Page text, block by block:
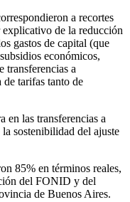
a recortes
de la reducción
gastos de capital (que
económicos,
transferencias a
tarifas tanto de
en las transferencias a
sostenibilidad del ajuste
85% en términos reales,
del FONID y del
de Buenos Aires.